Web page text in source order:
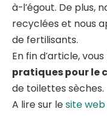
à-l’égout. De plus,
recyclées et nous
de fertilisants.
En fin d’article,
pratiques pour le
de toilettes sèches.
A lire sur lesite